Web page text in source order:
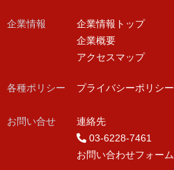
企業情報
企業情報トップ
企業概要
アクセスマップ
各種ポリシー
お問い合せ
プライバシーポリシー
連絡先
03-6228-7461
お問い合わせフォーム